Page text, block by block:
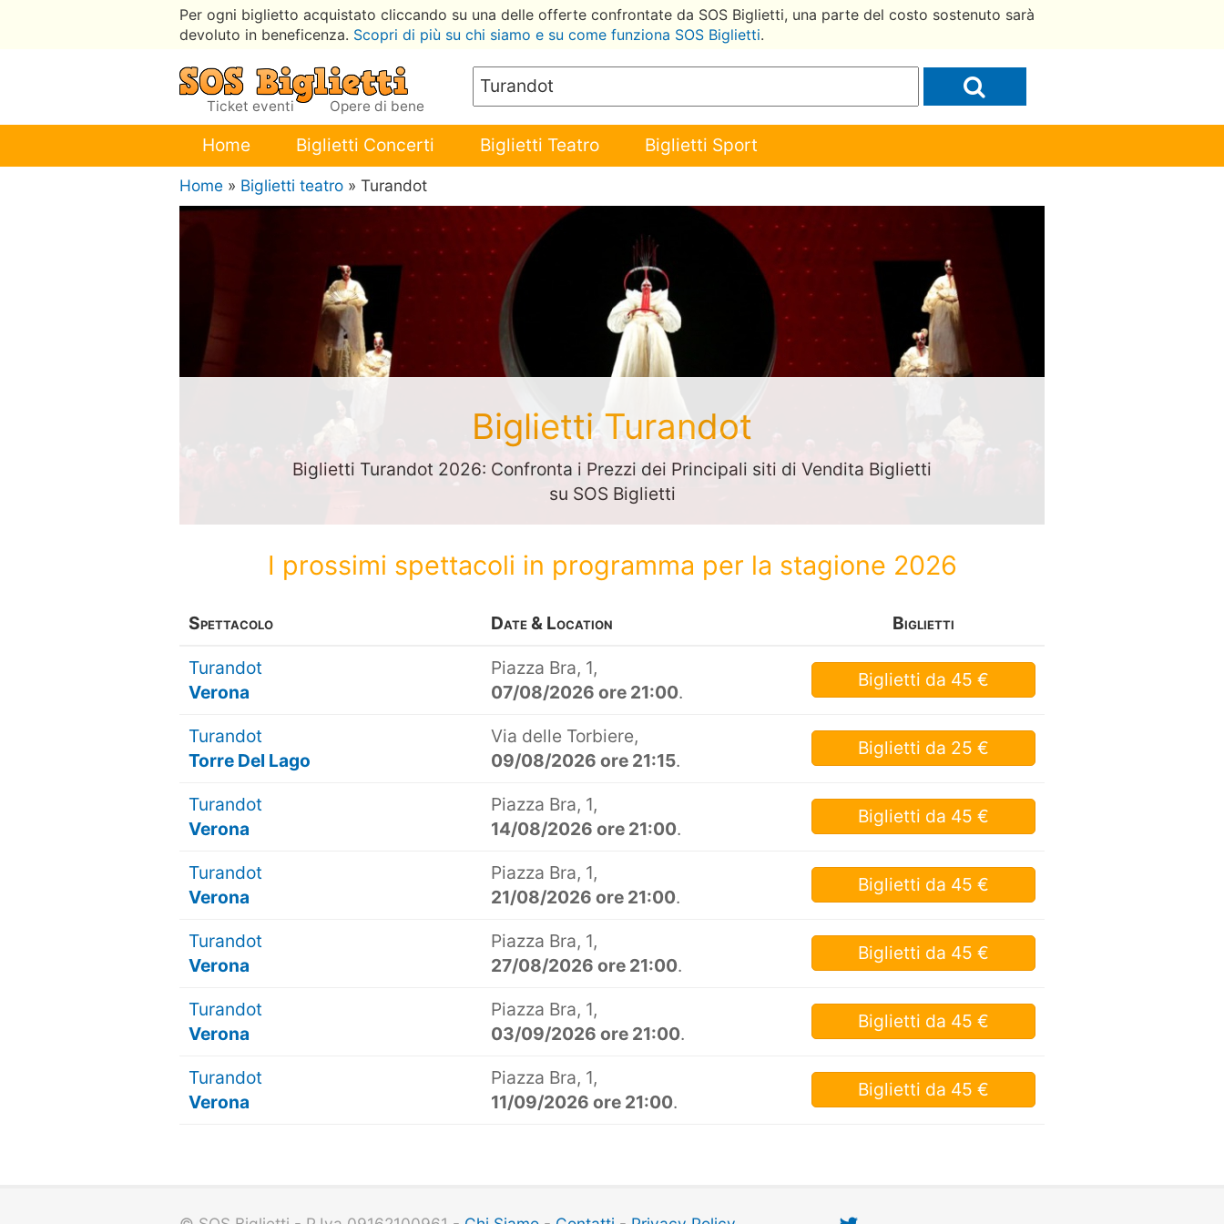
Per ogni biglietto acquistato cliccando su una delle offerte confrontate da SOS Biglietti, una parte del costo sostenuto sarà
devoluto in beneficenza. Scopri di più su chi siamo e su come funziona SOS Biglietti.
Ticket eventi Opere di bene
Home Biglietti Concerti Biglietti Teatro Biglietti Sport
Home » Biglietti teatro » Turandot
Biglietti Turandot
Biglietti Turandot 2026: Confronta i Prezzi dei Principali siti di Vendita Biglietti
su SOS Biglietti
I prossimi spettacoli in programma per la stagione 2026
Spettacolo Date & Location Biglietti
Turandot
Verona
Piazza Bra, 1,
07/08/2026 ore 21:00.
Biglietti da 45 €
Turandot
Torre Del Lago
Via delle Torbiere,
09/08/2026 ore 21:15.
Biglietti da 25 €
Turandot
Verona
Piazza Bra, 1,
14/08/2026 ore 21:00.
Biglietti da 45 €
Turandot
Verona
Piazza Bra, 1,
21/08/2026 ore 21:00.
Biglietti da 45 €
Turandot
Verona
Piazza Bra, 1,
27/08/2026 ore 21:00.
Biglietti da 45 €
Turandot
Verona
Piazza Bra, 1,
03/09/2026 ore 21:00.
Biglietti da 45 €
Turandot
Verona
Piazza Bra, 1,
11/09/2026 ore 21:00.
Biglietti da 45 €